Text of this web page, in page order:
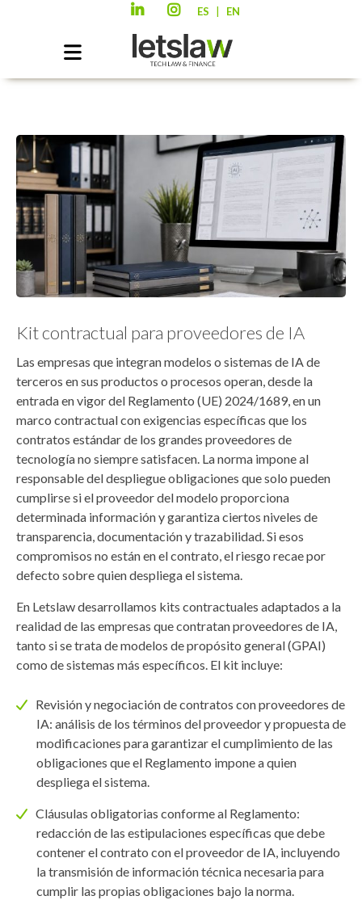
ES EN
Kit contractual para proveedores de IA
Las empresas que integran modelos o sistemas de IA de
terceros en sus productos o procesos operan, desde la
entrada en vigor del Reglamento (UE) 2024/1689, en un
marco contractual con exigencias específicas que los
contratos estándar de los grandes proveedores de
tecnología no siempre satisfacen. La norma impone al
responsable del despliegue obligaciones que solo pueden
cumplirse si el proveedor del modelo proporciona
determinada información y garantiza ciertos niveles de
transparencia, documentación y trazabilidad. Si esos
compromisos no están en el contrato, el riesgo recae por
defecto sobre quien despliega el sistema.
En Letslaw desarrollamos kits contractuales adaptados a la
realidad de las empresas que contratan proveedores de IA,
tanto si se trata de modelos de propósito general (GPAI)
como de sistemas más específicos. El kit incluye:
Revisión y negociación de contratos con proveedores de
IA: análisis de los términos del proveedor y propuesta de
modificaciones para garantizar el cumplimiento de las
obligaciones que el Reglamento impone a quien
despliega el sistema.
Cláusulas obligatorias conforme al Reglamento:
redacción de las estipulaciones específicas que debe
contener el contrato con el proveedor de IA, incluyendo
la transmisión de información técnica necesaria para
cumplir las propias obligaciones bajo la norma.